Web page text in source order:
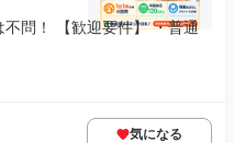
問！ 【歓迎要件】 ・普通
気になる